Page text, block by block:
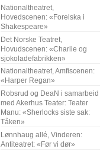
Nationaltheatret,
Hovedscenen: «Forelska i
Shakespeare»
Det Norske Teatret,
Hovudscenen: «Charlie og
sjokoladefabrikken»
Nationaltheatret, Amfiscenen:
«Harper Regan»
Robsrud og DeaN i samarbeid
med Akerhus Teater: Teater
Manu: «Sherlocks siste sak:
Tåken»
Lønnhaug allé, Vinderen:
Antiteatret: «Før vi dør»